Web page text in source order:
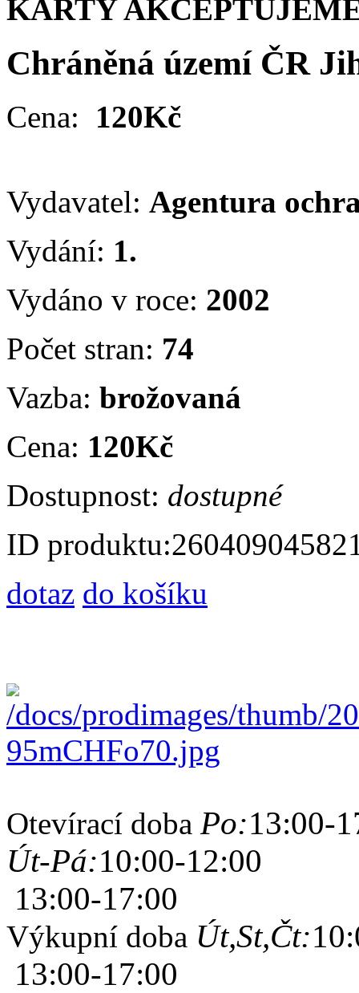
KARTY
Chráněná území ČR
Cena: 120Kč
Vydavatel: Agentura
Vydání: 1.
Vydáno v roce: 2002
Počet stran: 74
Vazba: brožovaná
Cena: 120Kč
Dostupnost: dostupné
ID produktu:
dotaz do košíku
Otevírací doba Po:13:00-
Út-Pá:10:00-12:00
13:00-17:00
Výkupní doba Út,St,Čt:
13:00-17:00